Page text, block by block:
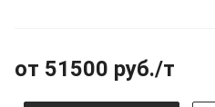
от 51500 руб./т